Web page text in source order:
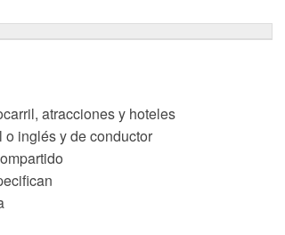
atracciones y hoteles
inglés y de conductor